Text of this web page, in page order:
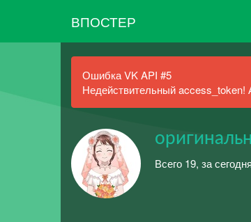
ВПОСТЕР
Ошибка VK API #5
Недействительный access_token!
Всего 19, за